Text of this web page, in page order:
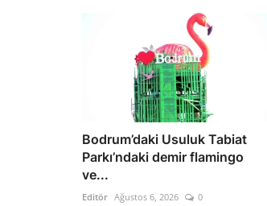
Bodrum’daki Usuluk Tabiat
Parkı’ndaki demir flamingo
ve...
Editör Ağustos 6, 2026 0